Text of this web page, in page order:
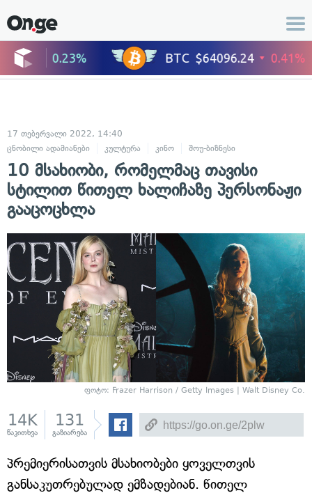
17 თებერვალი 2022, 14:40
ცნობილი ადამიანები
კულტურა კინო შოუ-ბიზნესი
10 მსახიობი, რომელმაც თავისი
სტილით წითელ ხალიჩაზე პერსონაჟი
გააცოცხლა
ფოტო: Frazer Harrison / Getty Images | Walt Disney Co.
14K
წაკითხვა
131
გაზიარება
პრემიერისათვის მსახიობები ყოველთვის
განსაკუთრებულად ემზადებიან. წითელ